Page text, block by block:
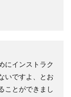
にインストラク
いですよ、とお
ことができまし